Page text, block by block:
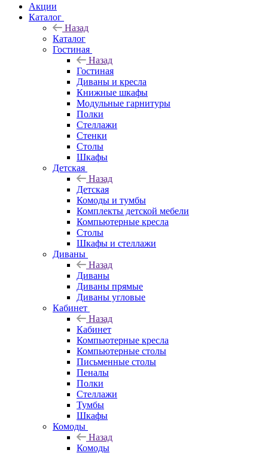
Акции
Каталог
Назад
Каталог
Гостиная
Назад
Гостиная
Диваны и кресла
Книжные шкафы
Модульные гарнитуры
Полки
Стеллажи
Стенки
Столы
Шкафы
Детская
Назад
Детская
Комоды и тумбы
Комплекты детской мебели
Компьютерные кресла
Столы
Шкафы и стеллажи
Диваны
Назад
Диваны
Диваны прямые
Диваны угловые
Кабинет
Назад
Кабинет
Компьютерные кресла
Компьютерные столы
Письменные столы
Пеналы
Полки
Стеллажи
Тумбы
Шкафы
Комоды
Назад
Комоды